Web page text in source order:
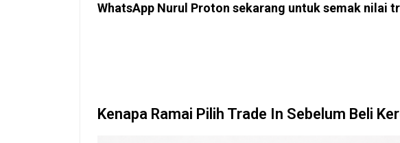
WhatsApp Nurul Proton sekarang untuk semak nilai
Kenapa Ramai Pilih Trade In Sebelum Beli